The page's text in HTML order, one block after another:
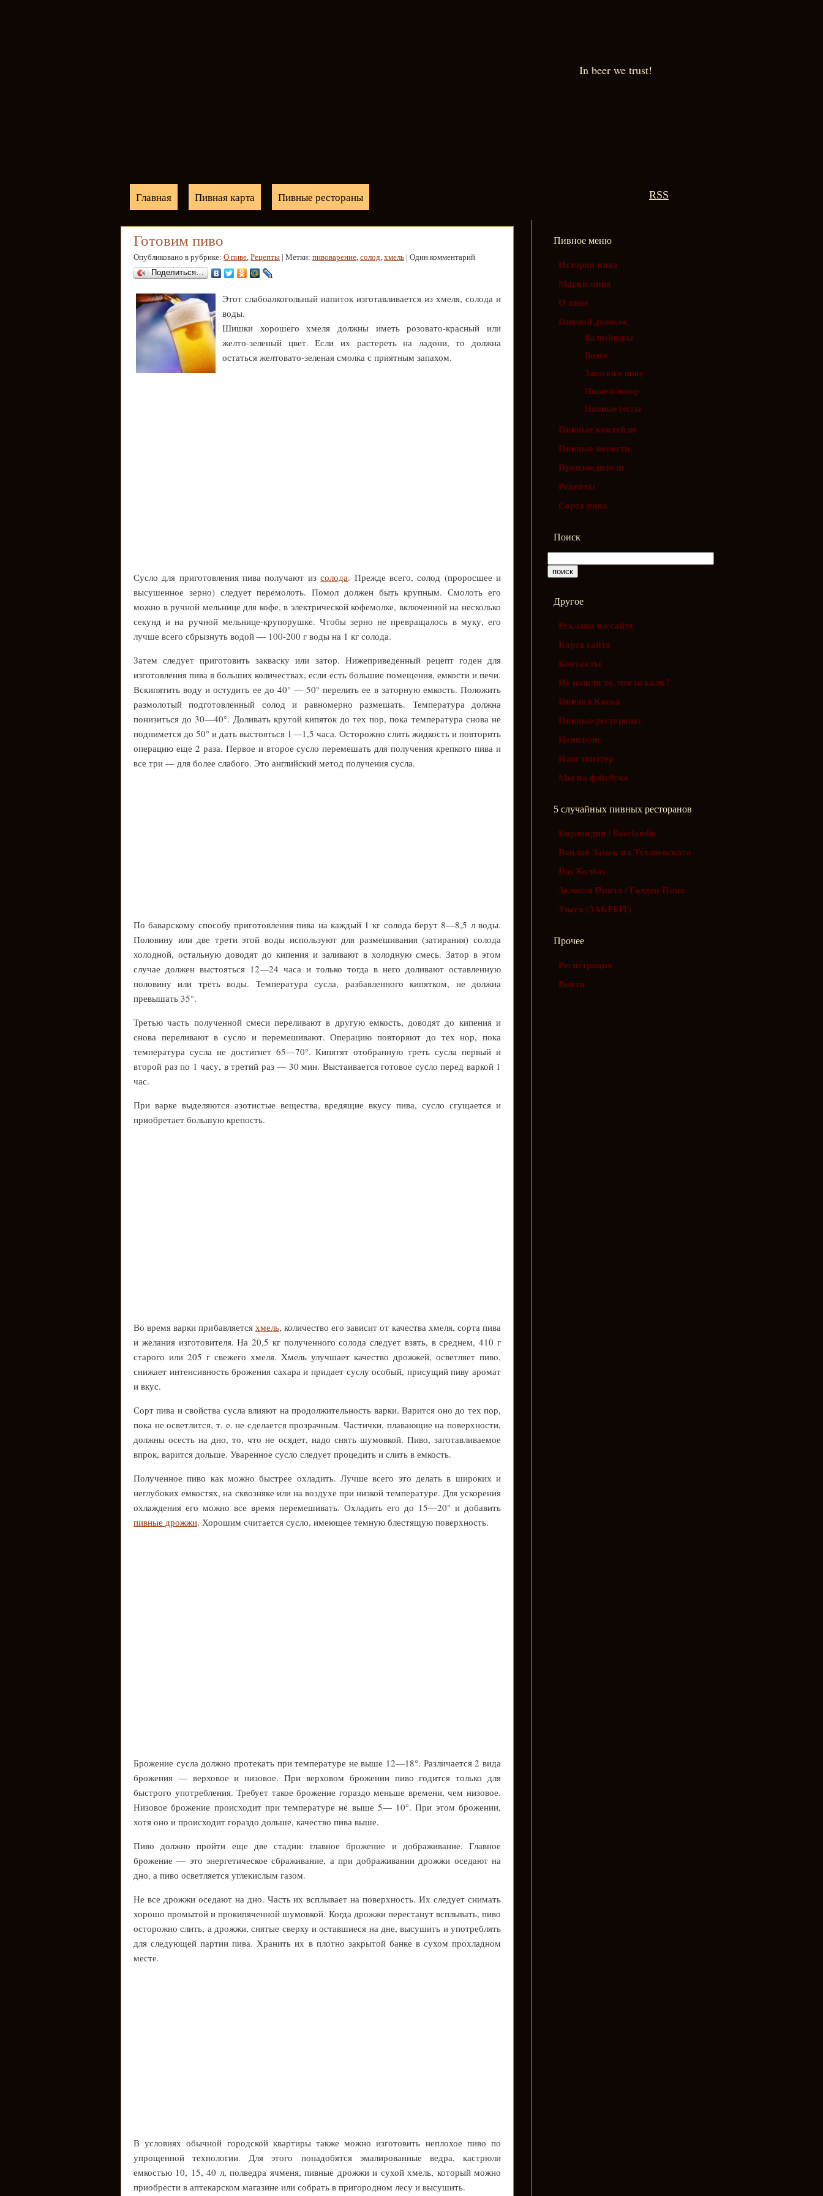
In beer we trust!
RSS
Главная Пивная карта Пивные рестораны
Готовим пиво
Опубликовано в рубрике: О пиве, Рецепты | Метки: пивоварение, солод, хмель | Один комментарий
Поделиться…
Этот слабоалкогольный напиток изготавливается из хмеля, солода и
воды.
Шишки хорошего хмеля должны иметь розовато-красный или
желто-зеленый цвет. Если их растереть на ладони, то должна
остаться желтовато-зеленая смолка с приятным запахом.
Сусло для приготовления пива получают изсолода. Прежде всего, солод (проросшее и
высушенное зерно) следует перемолоть. Помол должен быть крупным. Смолоть его
можно в ручной мельнице для кофе, в электрической кофемолке, включенной на несколько
секунд и на ручной мельнице-крупорушке. Чтобы зерно не превращалось в муку, его
лучше всего сбрызнуть водой — 100-200 г воды на 1 кг солода.
Затем следует приготовить закваску или затор. Нижеприведенный рецепт годен для
изготовления пива в больших количествах, если есть большие помещения, емкости и печи.
Вскипятить воду и остудить ее до 40° — 50° перелить ее в заторную емкость. Положить
размолотый подготовленный солод и равномерно размешать. Температура должна
понизиться до 30—40°. Доливать крутой кипяток до тех пор, пока температура снова не
поднимется до 50° и дать выстояться 1—1,5 часа. Осторожно слить жидкость и повторить
операцию еще 2 раза. Первое и второе сусло перемешать для получения крепкого пива и
все три — для более слабого. Это английский метод получения сусла.
По баварскому способу приготовления пива на каждый 1 кг солода берут 8—8,5 л воды.
Половину или две трети этой воды используют для размешивания (затирания) солода
холодной, остальную доводят до кипения и заливают в холодную смесь. Затор в этом
случае должен выстояться 12—24 часа и только тогда в него доливают оставленную
половину или треть воды. Температура сусла, разбавленного кипятком, не должна
превышать 35°.
Третью часть полученной смеси переливают в другую емкость, доводят до кипения и
снова переливают в сусло и перемешивают. Операцию повторяют до тех нор, пока
температура сусла не достигнет 65—70°. Кипятят отобранную треть сусла первый и
второй раз по 1 часу, в третий раз — 30 мин. Выстаивается готовое сусло перед варкой 1
час.
При варке выделяются азотистые вещества, вредящие вкусу пива, сусло сгущается и
приобретает большую крепость.
Во время варки прибавляется хмель, количество его зависит от качества хмеля, сорта пива
и желания изготовителя. На 20,5 кг полученного солода следует взять, в среднем, 410 г
старого или 205 г свежего хмеля. Хмель улучшает качество дрожжей, осветляет пиво,
снижает интенсивность брожения сахара и придает суслу особый, присущий пиву аромат
и вкус.
Сорт пива и свойства сусла влияют на продолжительность варки. Варится оно до тех пор,
пока не осветлится, т. е. не сделается прозрачным. Частички, плавающие на поверхности,
должны осесть на дно, то, что не осядет, надо снять шумовкой. Пиво, заготавливаемое
впрок, варится дольше. Уваренное сусло следует процедить и слить в емкость.
Полученное пиво как можно быстрее охладить. Лучше всего это делать в широких и
неглубоких емкостях, на сквозняке или на воздухе при низкой температуре. Для ускорения
охлаждения его можно все время перемешивать. Охладить его до 15—20° и добавить
пивные дрожжи. Хорошим считается сусло, имеющее темную блестящую поверхность.
Брожение сусла должно протекать при температуре не выше 12—18°. Различается 2 вида
брожения — верховое и низовое. При верховом брожении пиво годится только для
быстрого употребления. Требует такое брожение гораздо меньше времени, чем низовое.
Низовое брожение происходит при температуре не выше 5— 10°. При этом брожении,
хотя оно и происходит гораздо дольше, качество пива выше.
Пиво должно пройти еще две стадии: главное брожение и дображивание. Главное
брожение — это энергетическое сбраживание, а при дображивании дрожжи оседают на
дно, а пиво осветляется углекислым газом.
Не все дрожжи оседают на дно. Часть их всплывает на поверхность. Их следует снимать
хорошо промытой и прокипяченной шумовкой. Когда дрожжи перестанут всплывать, пиво
осторожно слить, а дрожжи, снятые сверху и оставшиеся на дне, высушить и употреблять
для следующей партии пива. Хранить их в плотно закрытой банке в сухом прохладном
месте.
В условиях обычной городской квартиры также можно изготовить неплохое пиво по
упрощенной технологии. Для этого понадобятся эмалированные ведра, кастрюли
емкостью 10, 15, 40 л, полведра ячменя, пивные дрожжи и сухой хмель, который можно
приобрести в аптекарском магазине или собрать в пригородном лесу и высушить.
Пивное меню
История пива
Марки пива
О пиве
Пивной довесок
Валпейперы
Видео
Закуски к пиву
Пивной юмор
Пивные тесты
Пивные коктейли
Пивные новости
Производители
Рецепты
Сорта пива
Поиск
Другое
Реклама на сайте
Карта сайта
Контакты
Не нашли то, что искали?
Пивная Каска
Пивные рестораны
Ценители
Наш твиттер
Мы на фэйсбуке
5 случайных пивных ресторанов
Бирландия / Beerlandia
Вацлав Замок на Тухачевского
Das Колбаs
Золотая Пинта / Голден Пинт
Увага (ЗАКРЫТ)
Прочее
Регистрация
Войти